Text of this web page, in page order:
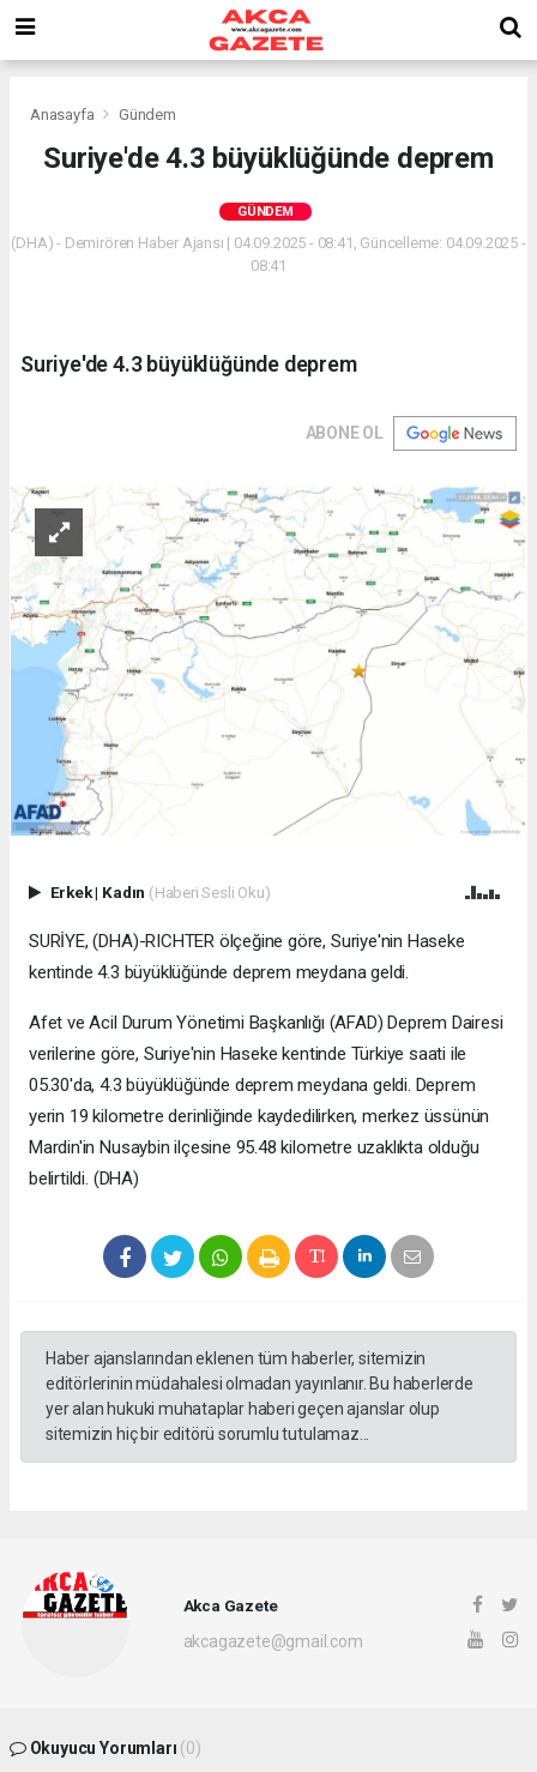
Anasayfa Gündem
Suriye'de 4.3 büyüklüğünde deprem
GÜNDEM
(DHA) - Demirören Haber Ajansı | 04.09.2025 - 08:41, Güncelleme: 04.09.2025 -
08:41
Suriye'de 4.3 büyüklüğünde deprem
ABONE OL
Erkek| Kadın (Haberi Sesli Oku)
SURİYE, (DHA)-RICHTER ölçeğine göre, Suriye'nin Haseke
kentinde 4.3 büyüklüğünde deprem meydana geldi.
Afet ve Acil Durum Yönetimi Başkanlığı (AFAD) Deprem Dairesi
verilerine göre, Suriye'nin Haseke kentinde Türkiye saati ile
05.30'da, 4.3 büyüklüğünde deprem meydana geldi. Deprem
yerin 19 kilometre derinliğinde kaydedilirken, merkez üssünün
Mardin'in Nusaybin ilçesine 95.48 kilometre uzaklıkta olduğu
belirtildi. (DHA)
Haber ajanslarından eklenen tüm haberler, sitemizin
editörlerinin müdahalesi olmadan yayınlanır. Bu haberlerde
yer alan hukuki muhataplar haberi geçen ajanslar olup
sitemizin hiç bir editörü sorumlu tutulamaz...
Akca Gazete
akcagazete@gmail.com
Okuyucu Yorumları (0)